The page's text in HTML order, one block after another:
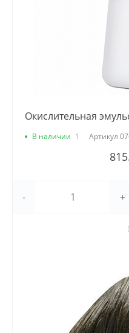
Окислительная
В наличии 1 Артикул
- +